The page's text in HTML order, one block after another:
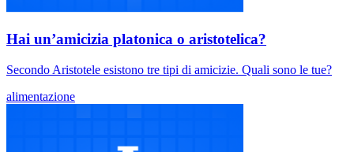
Hai un’amicizia platonica o aristotelica?
Secondo Aristotele esistono tre tipi di amicizie. Quali sono le tue?
alimentazione